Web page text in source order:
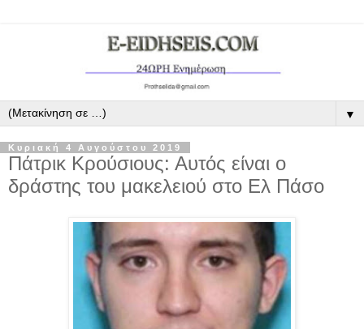
▼
Κυριακή 4 Αυγούστου 2019
Πάτρικ Κρούσιους: Αυτός είναι ο
δράστης του μακελειού στο Ελ Πάσο